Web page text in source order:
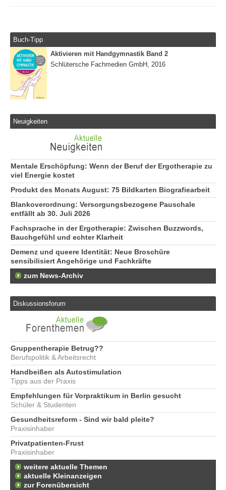
Buch-Tipp
Aktivieren mit Handgymnastik Band 2
Schlütersche Fachmedien GmbH, 2016
Neuigkeiten
Mentale Erschöpfung: Wenn der Beruf der Ergotherapie zu
viel Energie kostet
Produkt des Monats August: 75 Bildkarten Biografiearbeit
Blankoverordnung: Versorgungsbezogene Pauschale
entfällt ab 30. Juli 2026
Fachsprache in der Ergotherapie: Zwischen Buzzwords,
Bauchgefühl und echter Klarheit
Demenz und queere Identität: Neue Broschüre
sensibilisiert Angehörige und Fachkräfte
zum News-Archiv
Diskussionsforum
Gruppentherapie Betrug??
Berufspolitik & Arbeitsrecht
Handbeißen als Autostimulation
Tipps aus der Praxis
Empfehlungen für Vorpraktikum in Berlin gesucht
Schüler & Studenten
Gesundheitsreform - Sind wir bald pleite?
Praxisinhaber
Privatpatienten-Frust
Praxisinhaber
weitere aktuelle Themen
aktuelle Kleinanzeigen
zur Forenübersicht